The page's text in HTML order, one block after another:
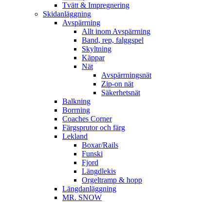
Tvätt & Impregnering
Skidanläggning
Avspärrning
Allt inom Avspärrning
Band, rep, falggspel
Skyltning
Käppar
Nät
Avspärrningsnät
Zip-on nät
Säkerhetsnät
Balkning
Borrning
Coaches Corner
Färgsprutor och färg
Lekland
Boxar/Rails
Funski
Fjord
Längdlekis
Orgeltramp & hopp
Längdanläggning
MR. SNOW